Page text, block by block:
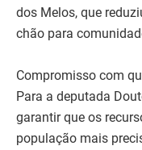
dos Melos, que
chão para
Compromisso com
Para a deputada
garantir que os
população mais